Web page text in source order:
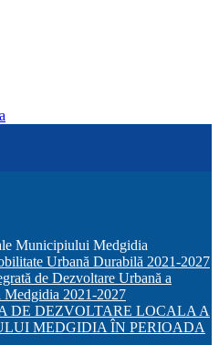
Municipiului Medgidia
Urbană Durabilă 2021-2027
de Dezvoltare Urbană a
2021-2027
DE DEZVOLTARE LOCALA A
MEDGIDIA ÎN PERIOADA